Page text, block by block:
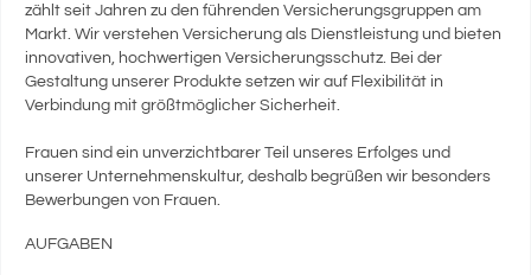
zählt seit Jahren zu den führenden Versicherungsgruppen am
Markt. Wir verstehen Versicherung als Dienstleistung und bieten
innovativen, hochwertigen Versicherungsschutz. Bei der
Gestaltung unserer Produkte setzen wir auf Flexibilität in
Verbindung mit größtmöglicher Sicherheit.
Frauen sind ein unverzichtbarer Teil unseres Erfolges und
unserer Unternehmenskultur, deshalb begrüßen wir besonders
Bewerbungen von Frauen.
AUFGABEN